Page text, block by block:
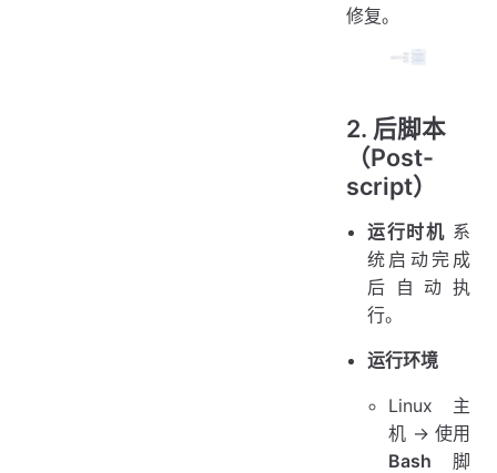
修复。
2. 后脚本
（Post-
script）
运行时机 系
统启动完成
后自动执
行。
运行环境
Linux 主
机 → 使用
Bash 脚